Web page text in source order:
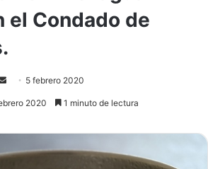
el Condado de
Send 5 febrero 2020
2020 1 minuto de lectura